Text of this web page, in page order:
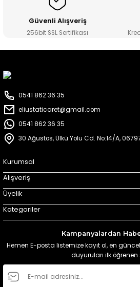
Güvenli Alışveriş
256bit SSL Sertifikası
0541 862 36 35
eliustaticaret@gmail.com
0541 862 36 35
30 Ağustos, Ülkü Yolu Cd. No:14/A,
Kurumsal
Alışveriş
Üyelik
Kategoriler
Kampanyalardan
Hemen E-posta listemize kayıt ol, en
duyuruları ilk öğrenen